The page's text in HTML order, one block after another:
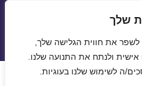
שלך
לשפר את חווית הגלישה שלך,
ולנתח את התנועה שלנו.
ה לשימוש שלנו בעוגיות.
תפריטים
ווידג'טים